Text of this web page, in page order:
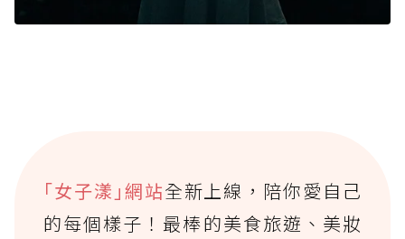
｢女子漾｣網站全新上線，陪你愛自己
的每個樣子！最棒的美食旅遊、美妝